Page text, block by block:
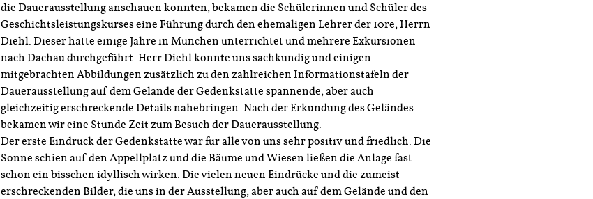
die Dauerausstellung anschauen konnten, bekamen die Schülerinnen und Schüler des
Geschichtsleistungskurses eine Führung durch den ehemaligen Lehrer der 10re, Herrn
Diehl. Dieser hatte einige Jahre in München unterrichtet und mehrere Exkursionen
nach Dachau durchgeführt. Herr Diehl konnte uns sachkundig und einigen
mitgebrachten Abbildungen zusätzlich zu den zahlreichen Informationstafeln der
Dauerausstellung auf dem Gelände der Gedenkstätte spannende, aber auch
gleichzeitig erschreckende Details nahebringen. Nach der Erkundung des Geländes
bekamen wir eine Stunde Zeit zum Besuch der Dauerausstellung.
Der erste Eindruck der Gedenkstätte war für alle von uns sehr positiv und friedlich. Die
Sonne schien auf den Appellplatz und die Bäume und Wiesen ließen die Anlage fast
schon ein bisschen idyllisch wirken. Die vielen neuen Eindrücke und die zumeist
erschreckenden Bilder, die uns in der Ausstellung, aber auch auf dem Gelände und den